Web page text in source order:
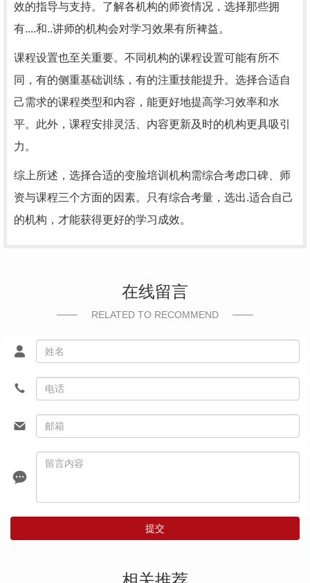
效的指导与支持。了解各机构的师资情况，选择那些拥
有....和..讲师的机构会对学习效果有所裨益。
课程设置也至关重要。不同机构的课程设置可能有所不
同，有的侧重基础训练，有的注重技能提升。选择合适自
己需求的课程类型和内容，能更好地提高学习效率和水
平。此外，课程安排灵活、内容更新及时的机构更具吸引
力。
综上所述，选择合适的变脸培训机构需综合考虑口碑、师
资与课程三个方面的因素。只有综合考量，选出.适合自己
的机构，才能获得更好的学习成效。
在线留言
RELATED TO RECOMMEND
提交